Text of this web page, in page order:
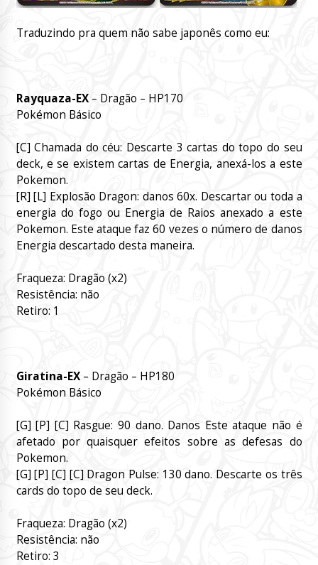
Traduzindo pra quem não sabe japonês como eu:
Rayquaza-EX– Dragão – HP170
Pokémon Básico
[C] Chamada do céu: Descarte 3 cartas do topo do seu
deck, e se existem cartas de Energia, anexá-los a este
Pokemon.
[R] [L] Explosão Dragon: danos 60x. Descartar ou toda a
energia do fogo ou Energia de Raios anexado a este
Pokemon. Este ataque faz 60 vezes o número de danos
Energia descartado desta maneira.
Fraqueza: Dragão (x2)
Resistência: não
Retiro: 1
Giratina-EX– Dragão – HP180
Pokémon Básico
[G] [P] [C] Rasgue: 90 dano. Danos Este ataque não é
afetado por quaisquer efeitos sobre as defesas do
Pokemon.
[G] [P] [C] [C] Dragon Pulse: 130 dano. Descarte os três
cards do topo de seu deck.
Fraqueza: Dragão (x2)
Resistência: não
Retiro: 3